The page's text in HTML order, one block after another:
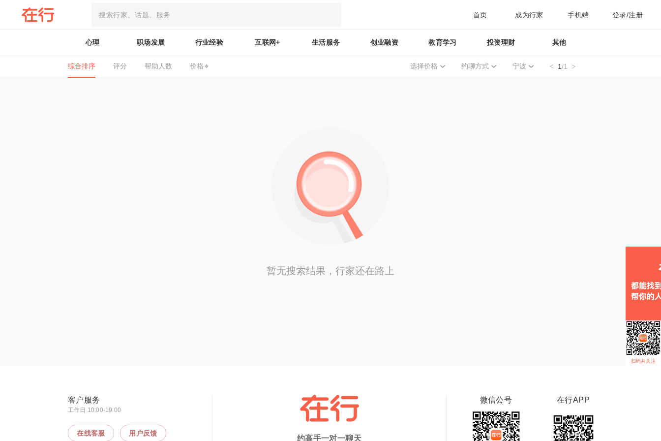
首页 成为行家 手机端 登录/注册
心理 职场发展 行业经验 互联网+ 生活服务 创业融资 教育学习 投资理财 其他
综合排序 评分 帮助人数 价格 选择价格 约聊方式 宁波 1/1
暂无搜索结果，行家还在路上
扫码并关注
客户服务
工作日 10:00-19:00
在线客服 用户反馈
约高手一对一聊天
微信公号 在行APP